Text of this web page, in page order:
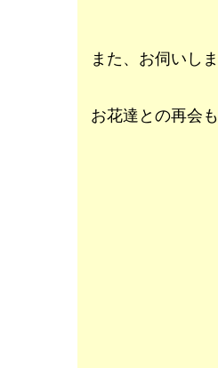
また、お伺いし
お花達との再会